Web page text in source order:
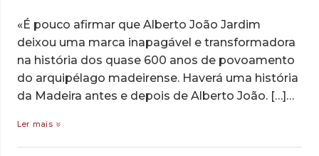
«É pouco afirmar que Alberto João Jardim
deixou uma marca inapagável e transformadora
na história dos quase 600 anos de povoamento
do arquipélago madeirense. Haverá uma história
da Madeira antes e depois de Alberto João. […]…
Ler mais